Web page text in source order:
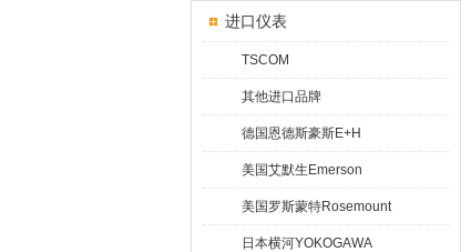
进口仪表
TSCOM
其他进口品牌
德国恩德斯豪斯E+H
美国艾默生Emerson
美国罗斯蒙特Rosemount
日本横河YOKOGAWA